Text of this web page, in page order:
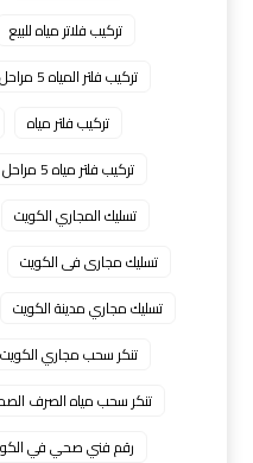
تركيب فلاتر مياه للبيع
تركيب فلتر المياه 5 مراحل
تركيب فلتر مياه
تركيب فلتر مياه 5 مراحل
تسليك المجاري الكويت
تسليك مجارى فى الكويت
تسليك مجاري مدينة الكويت
تنكر سحب مجاري الكويت
تنكر سحب مياه الصرف
رقم فني صحي في